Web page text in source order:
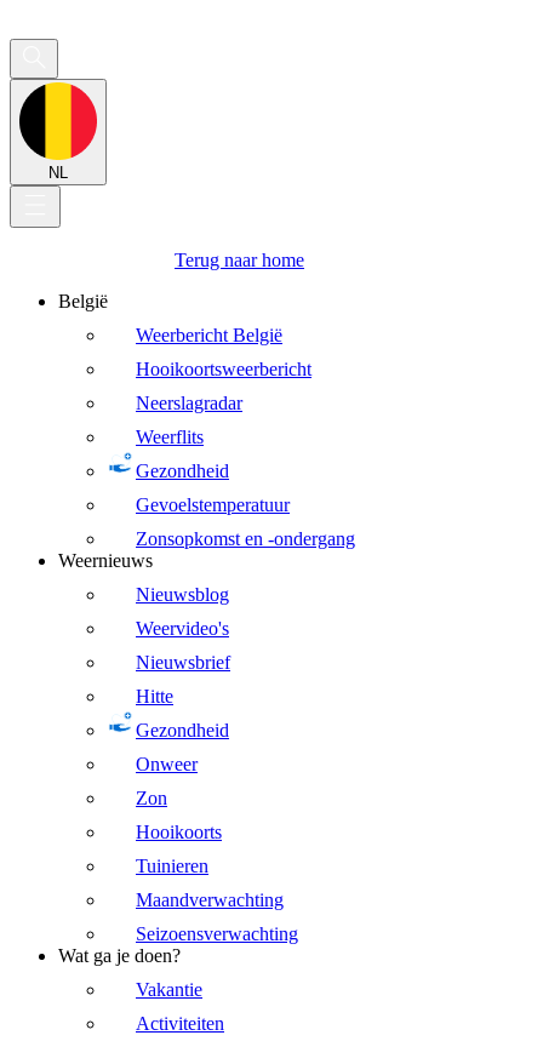
NL
Terug naar home
België
Weerbericht België
Hooikoortsweerbericht
Neerslagradar
Weerflits
Gezondheid
Gevoelstemperatuur
Zonsopkomst en -ondergang
Weernieuws
Nieuwsblog
Weervideo's
Nieuwsbrief
Hitte
Gezondheid
Onweer
Zon
Hooikoorts
Tuinieren
Maandverwachting
Seizoensverwachting
Wat ga je doen?
Vakantie
Activiteiten